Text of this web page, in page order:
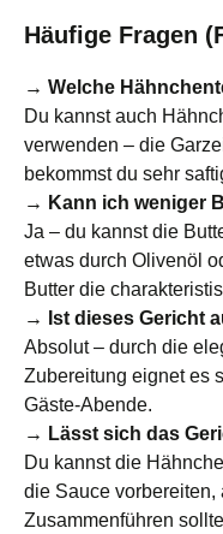
Häufige Fragen
→ Welche
Du kannst auch
verwenden – die
bekommst du sehr
→ Kann ich weniger
Ja – du kannst die
etwas durch Olivenöl
Butter die
→ Ist dieses Gericht
Absolut – durch die
Zubereitung eignet es
Gäste‑Abende.
→ Lässt sich das
Du kannst die
die Sauce vorbereiten,
Zusammenführen